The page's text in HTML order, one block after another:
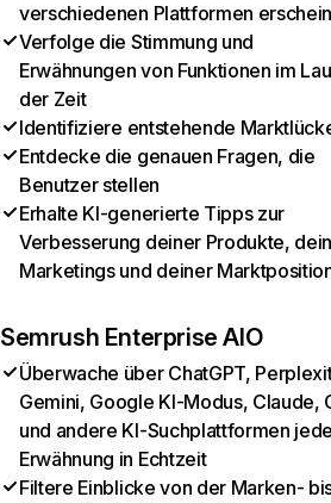
verschiedenen Plattformen
Verfolge die Stimmung und
Erwähnungen von Funktionen im
der Zeit
Identifiziere entstehende
Entdecke die genauen Fragen, die
Benutzer stellen
Erhalte KI-generierte Tipps zur
Verbesserung deiner Produkte,
Marketings und deiner
Semrush Enterprise AIO
Überwache über ChatGPT,
Gemini, Google KI-Modus, Claude,
und andere KI-Suchplattformen
Erwähnung in Echtzeit
Filtere Einblicke von der Marken-